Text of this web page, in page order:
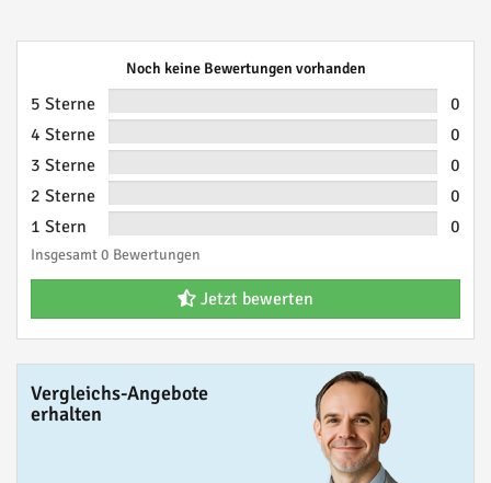
Noch keine Bewertungen vorhanden
5 Sterne
0
4 Sterne
0
3 Sterne
0
2 Sterne
0
1 Stern
0
Insgesamt 0 Bewertungen
Jetzt bewerten
Vergleichs-Angebote
erhalten